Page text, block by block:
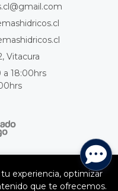
Vitacura
a 18:00hrs
Spa © 2026
conBsale
experiencia, optimizar
que te ofrecemos.